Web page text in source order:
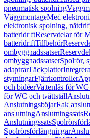
pneumatisk spolning
VäggmontageMed
elektronisk spolning,
batteridriftReservdelar för
batteridriftTillbehör
ombyggnadssatser
ombyggnadssatserSpolrör,
adaptrarTäckplattor
styrningarFjärrkontroller
och bidéerVattenlås för
för WC och tvättställ
AnslutningsböjarRak
anslutningAnslutningssats
Anslutningssats
Spolrörsförlängningar